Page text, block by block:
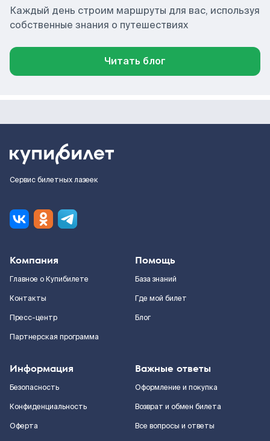
Каждый день строим маршруты для вас, используя
собственные знания о путешествиях
Читать блог
Сервис билетных лазеек
Компания
Главное о Купибилете
Контакты
Пресс-центр
Партнерская программа
Помощь
База знаний
Где мой билет
Блог
Информация
Безопасность
Конфиденциальность
Оферта
Важные ответы
Оформление и покупка
Возврат и обмен билета
Все вопросы и ответы